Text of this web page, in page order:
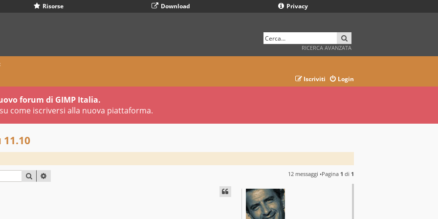
Risorse Download Privacy
RICERCA AVANZATA
Login
Iscriviti
forum di GIMP Italia.
come iscriversi alla nuova piattaforma.
11.10
CERCA 12 messaggi •Pagina 1 di 1